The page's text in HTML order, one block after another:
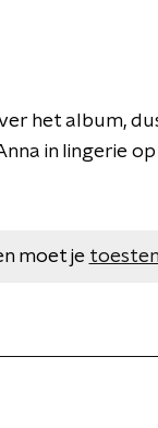
het album,
in lingerie
moet je